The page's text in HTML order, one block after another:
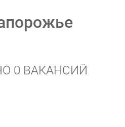
0 ВАКАНСИЙ